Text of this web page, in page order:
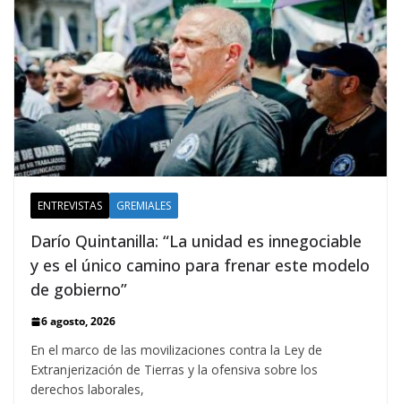
ENTREVISTAS GREMIALES
Darío Quintanilla: “La unidad es innegociable
y es el único camino para frenar este modelo
de gobierno”
6 agosto, 2026
En el marco de las movilizaciones contra la Ley de
Extranjerización de Tierras y la ofensiva sobre los
derechos laborales,